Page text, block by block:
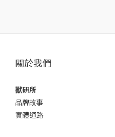
關於我們
獸研所
品牌故事
實體通路